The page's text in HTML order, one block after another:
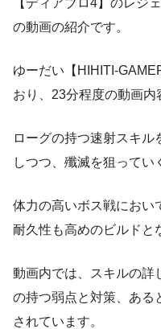
の動画の紹介です。
ゆーだい【HIHITI-
おり、23分程度の動画内
ローグの持つ速射スキ
しつつ、殲滅を狙ってい
体力の高いボス戦におい
耐久性も高めのビルドと
動画内では、スキルの詳
の持つ弱点と対策、ある
されています。